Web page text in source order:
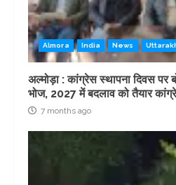
Almora India News
अल्मोड़ा : कांग्रेस स्थापना दिवस पर
भोज, 2027 में बदलाव को तैयार
7 months ago